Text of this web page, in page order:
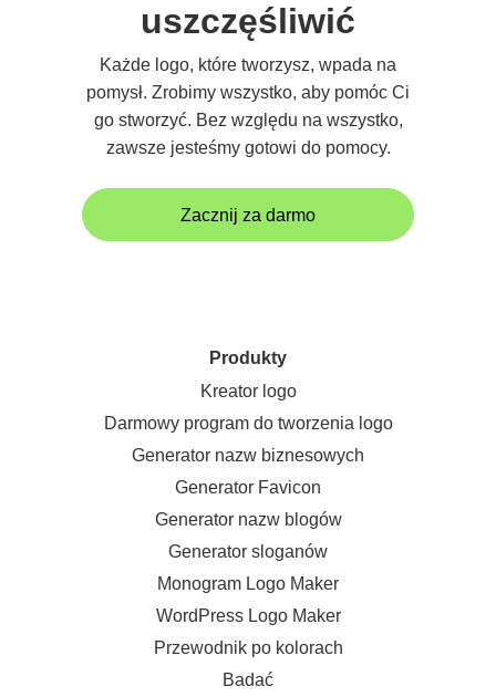
uszczęśliwić
Każde logo, które tworzysz, wpada na
pomysł. Zrobimy wszystko, aby pomóc Ci
go stworzyć. Bez względu na wszystko,
zawsze jesteśmy gotowi do pomocy.
Zacznij za darmo
Produkty
Kreator logo
Darmowy program do tworzenia logo
Generator nazw biznesowych
Generator Favicon
Generator nazw blogów
Generator sloganów
Monogram Logo Maker
WordPress Logo Maker
Przewodnik po kolorach
Badać